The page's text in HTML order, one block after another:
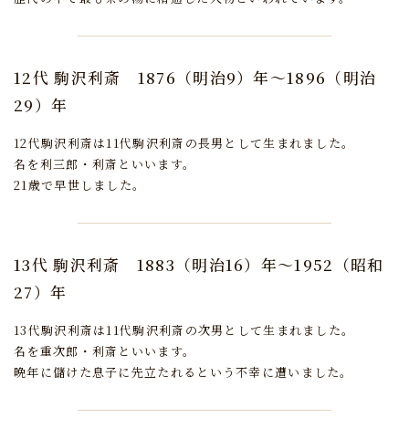
12代 駒沢利斎 1876（明治9）年～1896（明治
29）年
12代駒沢利斎は11代駒沢利斎の長男として生まれました。
名を利三郎・利斎といいます。
21歳で早世しました。
13代 駒沢利斎 1883（明治16）年～1952（昭和
27）年
13代駒沢利斎は11代駒沢利斎の次男として生まれました。
名を重次郎・利斎といいます。
晩年に儲けた息子に先立たれるという不幸に遭いました。